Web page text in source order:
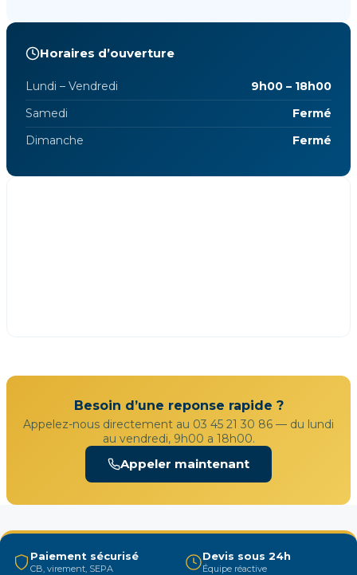
Horaires d’ouverture
Lundi – Vendredi
9h00 – 18h00
Samedi
Fermé
Dimanche
Fermé
Besoin d’une reponse rapide ?
Appelez-nous directement au 03 45 21 30 86 — du lundi
au vendredi, 9h00 a 18h00.
Appeler maintenant
Paiement sécurisé
CB, virement, SEPA
Devis sous 24h
Équipe réactive